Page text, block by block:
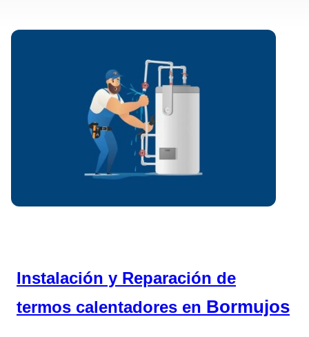
Instalación y Reparación de
termos calentadores en Bormujos